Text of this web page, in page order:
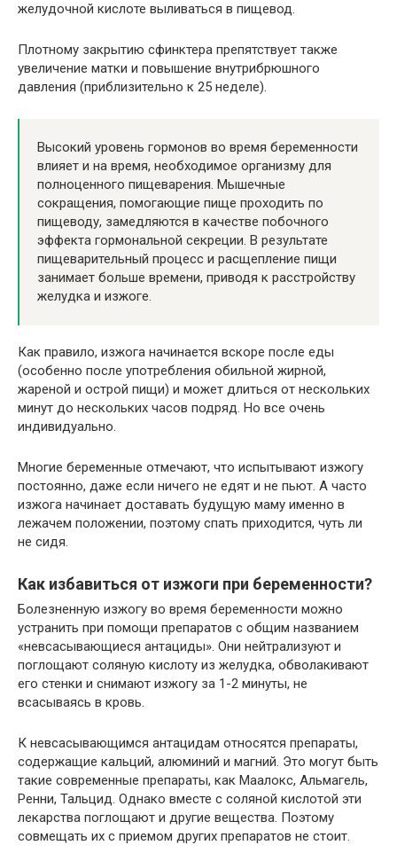
желудочной кислоте выливаться в пищевод.
Плотному закрытию сфинктера препятствует также
увеличение матки и повышение внутрибрюшного
давления (приблизительно к 25 неделе).
Высокий уровень гормонов во время беременности
влияет и на время, необходимое организму для
полноценного пищеварения. Мышечные
сокращения, помогающие пище проходить по
пищеводу, замедляются в качестве побочного
эффекта гормональной секреции. В результате
пищеварительный процесс и расщепление пищи
занимает больше времени, приводя к расстройству
желудка и изжоге.
Как правило, изжога начинается вскоре после еды
(особенно после употребления обильной жирной,
жареной и острой пищи) и может длиться от нескольких
минут до нескольких часов подряд. Но все очень
индивидуально.
Многие беременные отмечают, что испытывают изжогу
постоянно, даже если ничего не едят и не пьют. А часто
изжога начинает доставать будущую маму именно в
лежачем положении, поэтому спать приходится, чуть ли
не сидя.
Как избавиться от изжоги при беременности?
Болезненную изжогу во время беременности можно
устранить при помощи препаратов с общим названием
«невсасывающиеся антациды». Они нейтрализуют и
поглощают соляную кислоту из желудка, обволакивают
его стенки и снимают изжогу за 1-2 минуты, не
всасываясь в кровь.
К невсасывающимся антацидам относятся препараты,
содержащие кальций, алюминий и магний. Это могут быть
такие современные препараты, как Маалокс, Альмагель,
Ренни, Тальцид. Однако вместе с соляной кислотой эти
лекарства поглощают и другие вещества. Поэтому
совмещать их с приемом других препаратов не стоит.